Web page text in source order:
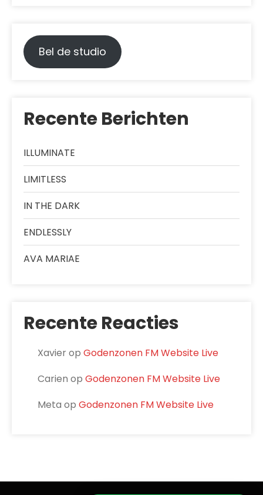
Bel de studio
Recente Berichten
ILLUMINATE
LIMITLESS
IN THE DARK
ENDLESSLY
AVA MARIAE
Recente Reacties
Xavierop Godenzonen FM Website Live
Carien op Godenzonen FM Website Live
Meta op Godenzonen FM Website Live